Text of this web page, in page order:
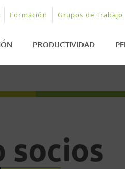
Formación Grupos de Trabajo
PRODUCTIVIDAD
socios